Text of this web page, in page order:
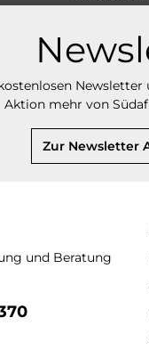
Aktion mehr von
Zur Newsletter
und Beratung